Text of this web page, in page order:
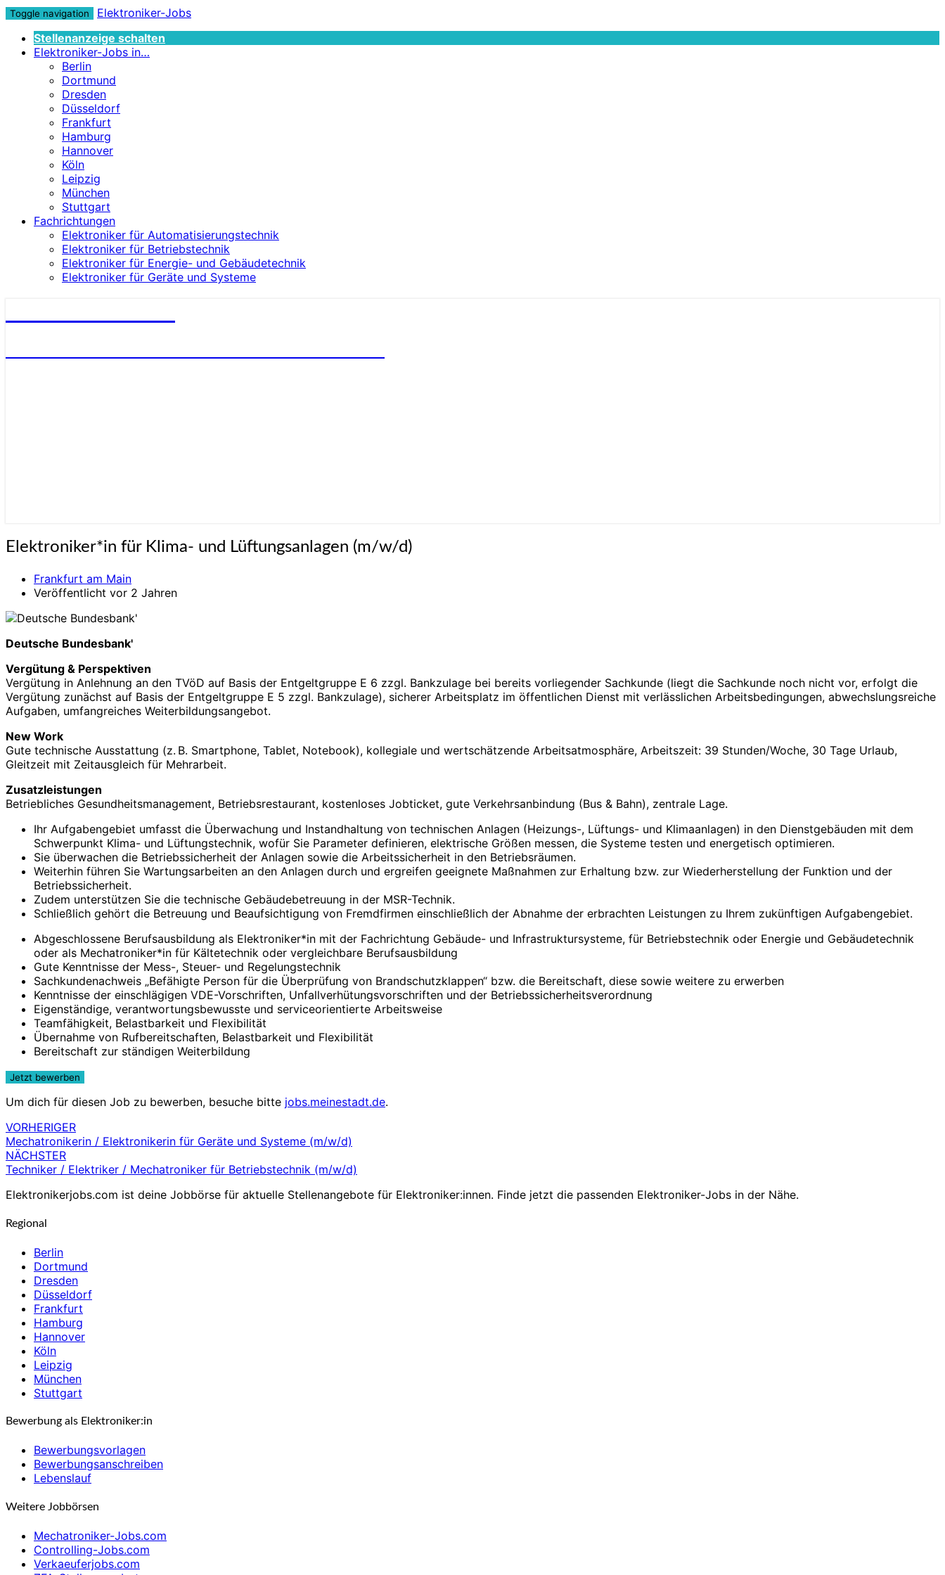
Toggle navigation
Elektroniker-Jobs
Stellenanzeige schalten
Elektroniker-Jobs in…
Berlin
Dortmund
Dresden
Düsseldorf
Frankfurt
Hamburg
Hannover
Köln
Leipzig
München
Stuttgart
Fachrichtungen
Elektroniker für Automatisierungstechnik
Elektroniker für Betriebstechnik
Elektroniker für Energie- und Gebäudetechnik
Elektroniker für Geräte und Systeme
Elektroniker*in
Klima-
und
Lüftungsanlagen
(m/w/d)
Elektroniker*in für Klima- und Lüftungsanlagen (m/w/d)
Frankfurt am Main
Veröffentlicht vor 2 Jahren
Deutsche Bundesbank'
Vergütung & Perspektiven
Vergütung in Anlehnung an den TVöD auf Basis der Entgeltgruppe E 6 zzgl. Bankzulage bei bereits vorliegender Sachkunde (liegt die Sachkunde noch nicht vor, erfolgt die
Vergütung zunächst auf Basis der Entgeltgruppe E 5 zzgl. Bankzulage), sicherer Arbeitsplatz im öffentlichen Dienst mit verlässlichen Arbeitsbedingungen, abwechslungsreiche
Aufgaben, umfangreiches Weiterbildungsangebot.
New Work
Gute technische Ausstattung (z. B. Smartphone, Tablet, Notebook), kollegiale und wertschätzende Arbeitsatmosphäre, Arbeitszeit: 39 Stunden/Woche, 30 Tage Urlaub,
Gleitzeit mit Zeitausgleich für Mehrarbeit.
Zusatzleistungen
Betriebliches Gesundheitsmanagement, Betriebsrestaurant, kostenloses Jobticket, gute Verkehrsanbindung (Bus & Bahn), zentrale Lage.
Ihr Aufgabengebiet umfasst die Überwachung und Instandhaltung von technischen Anlagen (Heizungs-, Lüftungs- und Klimaanlagen) in den Dienstgebäuden mit dem
Schwerpunkt Klima- und Lüftungstechnik, wofür Sie Parameter definieren, elektrische Größen messen, die Systeme testen und energetisch optimieren.
Sie überwachen die Betriebssicherheit der Anlagen sowie die Arbeitssicherheit in den Betriebsräumen.
Weiterhin führen Sie Wartungsarbeiten an den Anlagen durch und ergreifen geeignete Maßnahmen zur Erhaltung bzw. zur Wiederherstellung der Funktion und der
Betriebssicherheit.
Zudem unterstützen Sie die technische Gebäudebetreuung in der MSR-Technik.
Schließlich gehört die Betreuung und Beaufsichtigung von Fremdfirmen einschließlich der Abnahme der erbrachten Leistungen zu Ihrem zukünftigen Aufgabengebiet.
Abgeschlossene Berufsausbildung als Elektroniker*in mit der Fachrichtung Gebäude- und Infrastruktursysteme, für Betriebstechnik oder Energie und Gebäudetechnik
oder als Mechatroniker*in für Kältetechnik oder vergleichbare Berufsausbildung
Gute Kenntnisse der Mess-, Steuer- und Regelungstechnik
Sachkundenachweis „Befähigte Person für die Überprüfung von Brandschutzklappen“ bzw. die Bereitschaft, diese sowie weitere zu erwerben
Kenntnisse der einschlägigen VDE-Vorschriften, Unfallverhütungsvorschriften und der Betriebssicherheitsverordnung
Eigenständige, verantwortungsbewusste und serviceorientierte Arbeitsweise
Teamfähigkeit, Belastbarkeit und Flexibilität
Übernahme von Rufbereitschaften, Belastbarkeit und Flexibilität
Bereitschaft zur ständigen Weiterbildung
Um dich für diesen Job zu bewerben, besuche bitte jobs.meinestadt.de.
Beitragsnavigation
VORHERIGER
Mechatronikerin / Elektronikerin für Geräte und Systeme (m/w/d)
NÄCHSTER
Techniker / Elektriker / Mechatroniker für Betriebstechnik (m/w/d)
Elektronikerjobs.com ist deine Jobbörse für aktuelle Stellenangebote für Elektroniker:innen. Finde jetzt die passenden Elektroniker-Jobs in der Nähe.
Regional
Berlin
Dortmund
Dresden
Düsseldorf
Frankfurt
Hamburg
Hannover
Köln
Leipzig
München
Stuttgart
Bewerbung als Elektroniker:in
Bewerbungsvorlagen
Bewerbungsanschreiben
Lebenslauf
Weitere Jobbörsen
Mechatroniker-Jobs.com
Controlling-Jobs.com
Verkaeuferjobs.com